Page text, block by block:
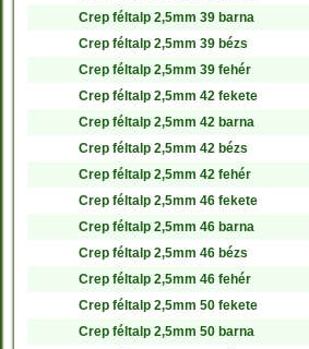
Crep féltalp 2,5mm 39 barna
Crep féltalp 2,5mm 39 bézs
Crep féltalp 2,5mm 39 fehér
Crep féltalp 2,5mm 42 fekete
Crep féltalp 2,5mm 42 barna
Crep féltalp 2,5mm 42 bézs
Crep féltalp 2,5mm 42 fehér
Crep féltalp 2,5mm 46 fekete
Crep féltalp 2,5mm 46 barna
Crep féltalp 2,5mm 46 bézs
Crep féltalp 2,5mm 46 fehér
Crep féltalp 2,5mm 50 fekete
Crep féltalp 2,5mm 50 barna